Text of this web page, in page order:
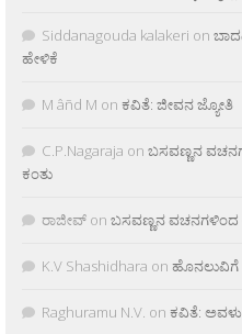
Siddanagouda kalakeri on
ಹೇಳಿಕೆ
M âñd M on ಕವಿತೆ: ಜೀವನ ಜ್ಯೋತಿ
C.P.Nagaraja on ಬಸವಣ್ಣನ
ಕಂತು
ರಾಜೀವ್ on ಬಸವಣ್ಣನ ವಚನಗಳಿಂದ
K.V Shashidhara on ಹೊನಲುವಿಗೆ
Raghuramu N.V. on ಕವಿತೆ: ಅವಳು